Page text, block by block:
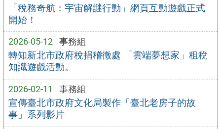
「稅務奇航：宇宙解謎行動」網頁互動遊戲正式
開始！
2026-05-12 事務組
轉知新北市政府稅捐稽徵處 「雲端夢想家」租稅
知識遊戲活動。
2026-02-11 事務組
宣傳臺北市政府文化局製作「臺北老房子的故
事」系列影片